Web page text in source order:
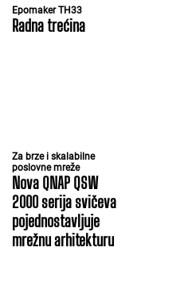
Epomaker TH33
Radna trećina
Za brze i skalabilne
poslovne mreže
Nova QNAP QSW
2000 serija svičeva
pojednostavljuje
mrežnu arhitekturu